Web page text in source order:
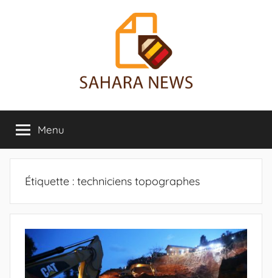
Sahara
News
sur
le
Sahara
révélée
Menu
Étiquette : techniciens topographes